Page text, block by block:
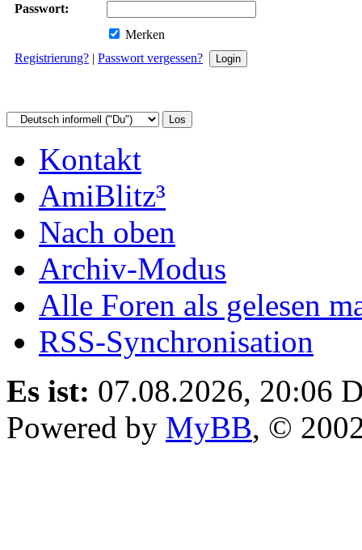
Passwort:
Merken
Registrierung? | Passwort vergessen?
Kontakt
AmiBlitz³
Nach oben
Archiv-Modus
Alle Foren als gelesen
RSS-Synchronisation
Es ist: 07.08.2026, 20:06
Powered by MyBB, ©